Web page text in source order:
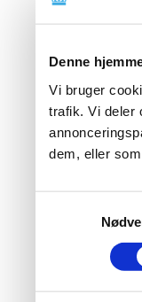
Denne
Vi bruger
trafik. Vi deler
dem, eller